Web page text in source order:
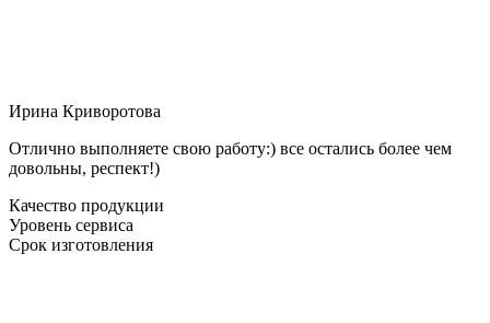
Ирина Криворотова
Отлично выполняете свою работу:) все остались более чем
довольны, респект!)
Качество продукции
Уровень сервиса
Срок изготовления